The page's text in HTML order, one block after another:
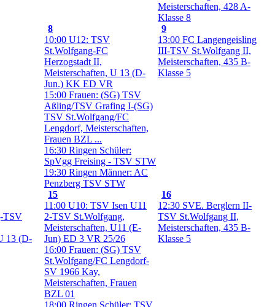
Meisterschaften, 428 A-
Klasse 8
8
10:00 U12: TSV
St.Wolfgang-FC
Herzogstadt II,
Meisterschaften, U 13 (D-
Jun.) KK ED VR
15:00 Frauen: (SG) TSV
Aßling/TSV Grafing I-(SG)
TSV St.Wolfgang/FC
Lengdorf, Meisterschaften,
Frauen BZL ...
16:30 Ringen Schüler:
SpVgg Freising - TSV STW
19:30 Ringen Männer: AC
Penzberg TSV STW
9
13:00 FC Langengeisling
III-TSV St.Wolfgang II,
Meisterschaften, 435 B-
Klasse 5
TSV
13 (D-
15
11:00 U10: TSV Isen U11
2-TSV St.Wolfgang,
Meisterschaften, U11 (E-
Jun) ED 3 VR 25/26
16:00 Frauen: (SG) TSV
St.Wolfgang/FC Lengdorf-
SV 1966 Kay,
Meisterschaften, Frauen
BZL 01
16
12:30 SVE. Berglern II-
TSV St.Wolfgang II,
Meisterschaften, 435 B-
Klasse 5